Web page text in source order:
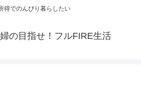
得でのんびり暮らしたい
の目指せ！フルFIRE生活